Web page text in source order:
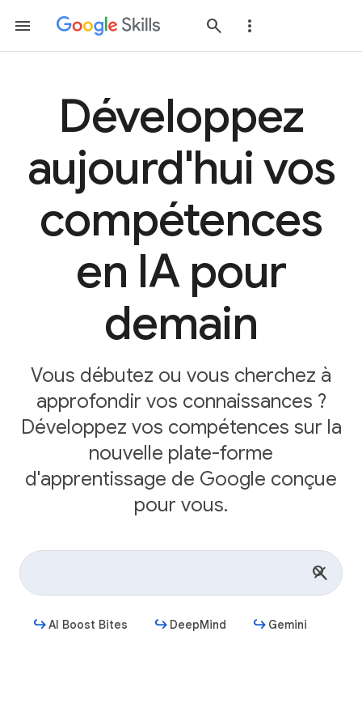
Développez
aujourd'hui vos
compétences
en IA pour
demain
Vous débutez ou vous cherchez à
approfondir vos connaissances ?
Développez vos compétences sur la
nouvelle plate-forme
d'apprentissage de Google conçue
pour vous.
AI Boost Bites DeepMind Gemini